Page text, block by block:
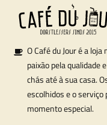
O Café du Jour é a
paixão pela qualidade
chás até à sua casa.
escolhidos e o
momento especial.